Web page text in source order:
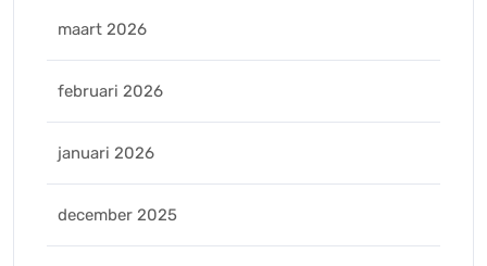
maart 2026
februari 2026
januari 2026
december 2025